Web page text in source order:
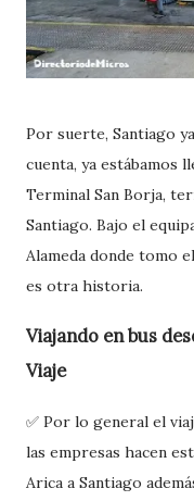
Por suerte, Santiago
cuenta, ya estábamos
Terminal San Borja,
Santiago. Bajo el
Alameda donde tomo
es otra historia.
Viajando en bus
Viaje
✅ Por lo general el
las empresas hacen
Arica a Santiago